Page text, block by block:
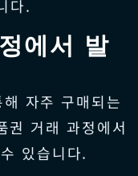
다.
에서 발
자주 구매되는
권 거래 과정에서
있습니다.